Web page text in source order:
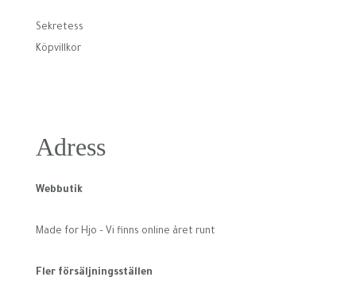
Sekretess
Köpvillkor
Adress
Webbutik
Made for Hjo – Vi finns online året runt
Fler försäljningsställen